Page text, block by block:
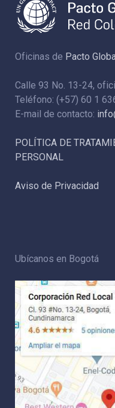
Oficinas de Pacto
Calle 93 No. 13-24,
Teléfono: (+57) 60 1
E-mail de contacto:
POLÍTICA DE
PERSONAL
Aviso de Privacidad
Ubícanos en Bogotá